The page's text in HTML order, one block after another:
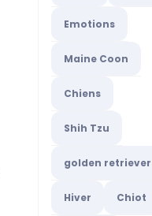
Emotions
Maine Coon
Chiens
Shih Tzu
golden retriever
Hiver Chiot